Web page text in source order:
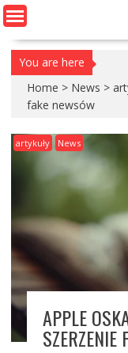
You are here
Home > News >
fake newsów
artykuły News
APPLE
SZERZENIE